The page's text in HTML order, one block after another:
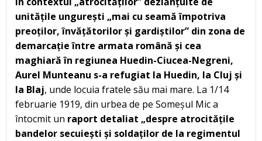
unitățile ungurești „mai cu seamă împotriva
preoților, învățătorilor și gardiștilor” din zona de
demarcație între armata română și cea
maghiară în regiunea Huedin-Ciucea-Negreni,
Aurel Munteanu s-a refugiat la Huedin, la Cluj și
la Blaj, unde locuia fratele său mai mare. La 1/14
februarie 1919, din urbea de pe Someșul Mic a
întocmit un raport detaliat „despre atrocitățile
bandelor secuiești și soldaților de la regimentul